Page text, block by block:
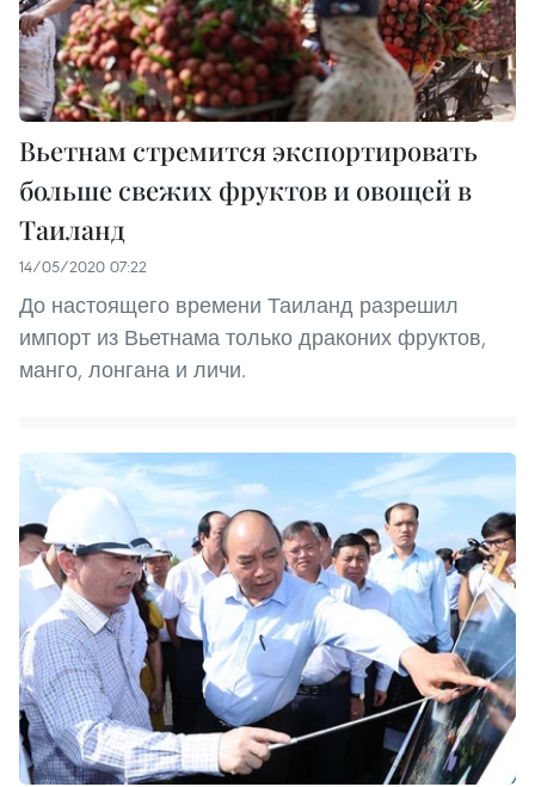
Вьетнам стремится экспортировать
больше свежих фруктов и овощей в
Таиланд
14/05/2020 07:22
До настоящего времени Таиланд разрешил
импорт из Вьетнама только драконих фруктов,
манго, лонгана и личи.